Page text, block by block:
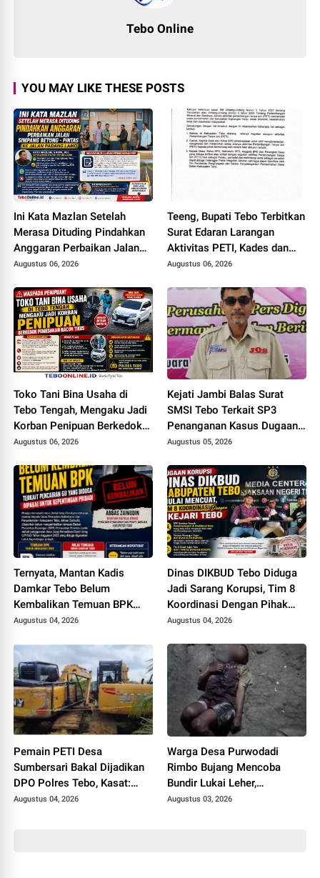
Tebo Online
YOU MAY LIKE THESE POSTS
Ini Kata Mazlan Setelah
Merasa Dituding Pindahkan
Anggaran Perbaikan Jalan
Simpang Betung - Pintas ke
Augustus 06, 2026
Teeng, Bupati Tebo Terbitkan
Surat Edaran Larangan
Aktivitas PETI, Kades dan
Perangkat Desa Yang
Augustus 06, 2026
Toko Tani Bina Usaha di
Tebo Tengah, Mengaku Jadi
Korban Penipuan Berkedok
Pemesanan Racun Tikus
Augustus 06, 2026
Kejati Jambi Balas Surat
SMSI Tebo Terkait SP3
Penanganan Kasus Dugaan
Korupsi di DPUPR Tebo Rp
Augustus 05, 2026
Ternyata, Mantan Kadis
Damkar Tebo Belum
Kembalikan Temuan BPK
Terkait Pencairan GU yang
Kepentingan Pribadi
Augustus 04, 2026
Dinas DIKBUD Tebo Diduga
Jadi Sarang Korupsi, Tim 8
Koordinasi Dengan Pihak
Kejari Tebo
Augustus 04, 2026
Pemain PETI Desa
Sumbersari Bakal Dijadikan
DPO Polres Tebo, Kasat:
Karena Tak Pernah Penuhi
Augustus 04, 2026
Warga Desa Purwodadi
Rimbo Bujang Mencoba
Bundir Lukai Leher,
Sebelumnya Pernah Potong
Augustus 03, 2026